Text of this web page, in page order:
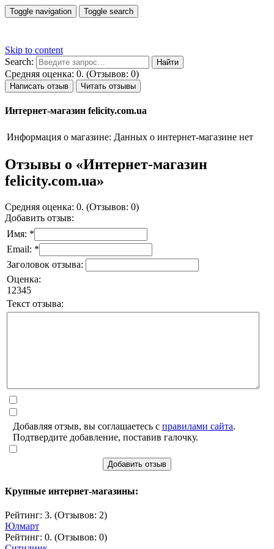
Toggle navigation Toggle search
Skip to content
Search:
Средняя оценка: 0. (Отзывов: 0)
Написать отзыв Читать отзывы
Интернет-магазин felicity.com.ua
Информация о магазине: Данных о интернет-магазине нет
Отзывы о «Интернет-магазин
felicity.com.ua»
Средняя оценка: 0. (Отзывов: 0)
Добавить отзыв:
Имя: *
Email: *
Заголовок отзыва:
Оценка:
1 2345
Текст отзыва:
Добавляя отзыв, вы соглашаетесь с правилами сайта.
Подтвердите добавление, поставив галочку.
Добавить отзыв
Крупные интернет-магазины:
Рейтинг: 3. (Отзывов: 2)
Юлмарт
Рейтинг: 0. (Отзывов: 0)